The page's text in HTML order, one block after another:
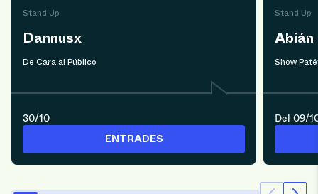
Stand Up
Dannusx
De Cara al Público
30/10
ENTRADES
Stand Up
Abián
Show
Del 09/